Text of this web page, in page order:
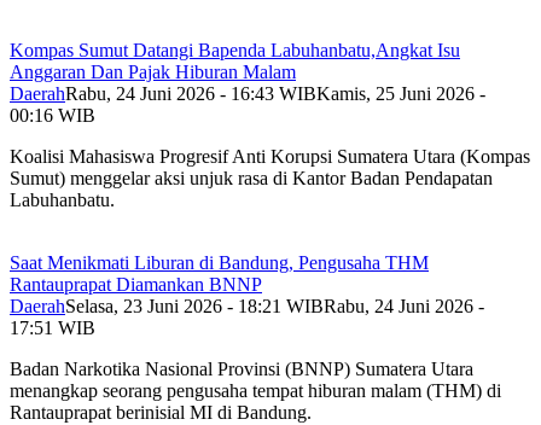
Kompas Sumut Datangi Bapenda Labuhanbatu,Angkat Isu
Anggaran Dan Pajak Hiburan Malam
DaerahRabu, 24 Juni 2026 - 16:43 WIBKamis, 25 Juni 2026 -
00:16 WIB
Koalisi Mahasiswa Progresif Anti Korupsi Sumatera Utara (Kompas
Sumut) menggelar aksi unjuk rasa di Kantor Badan Pendapatan
Labuhanbatu.
Saat Menikmati Liburan di Bandung, Pengusaha THM
Rantauprapat Diamankan BNNP
DaerahSelasa, 23 Juni 2026 - 18:21 WIBRabu, 24 Juni 2026 -
17:51 WIB
Badan Narkotika Nasional Provinsi (BNNP) Sumatera Utara
menangkap seorang pengusaha tempat hiburan malam (THM) di
Rantauprapat berinisial MI di Bandung.